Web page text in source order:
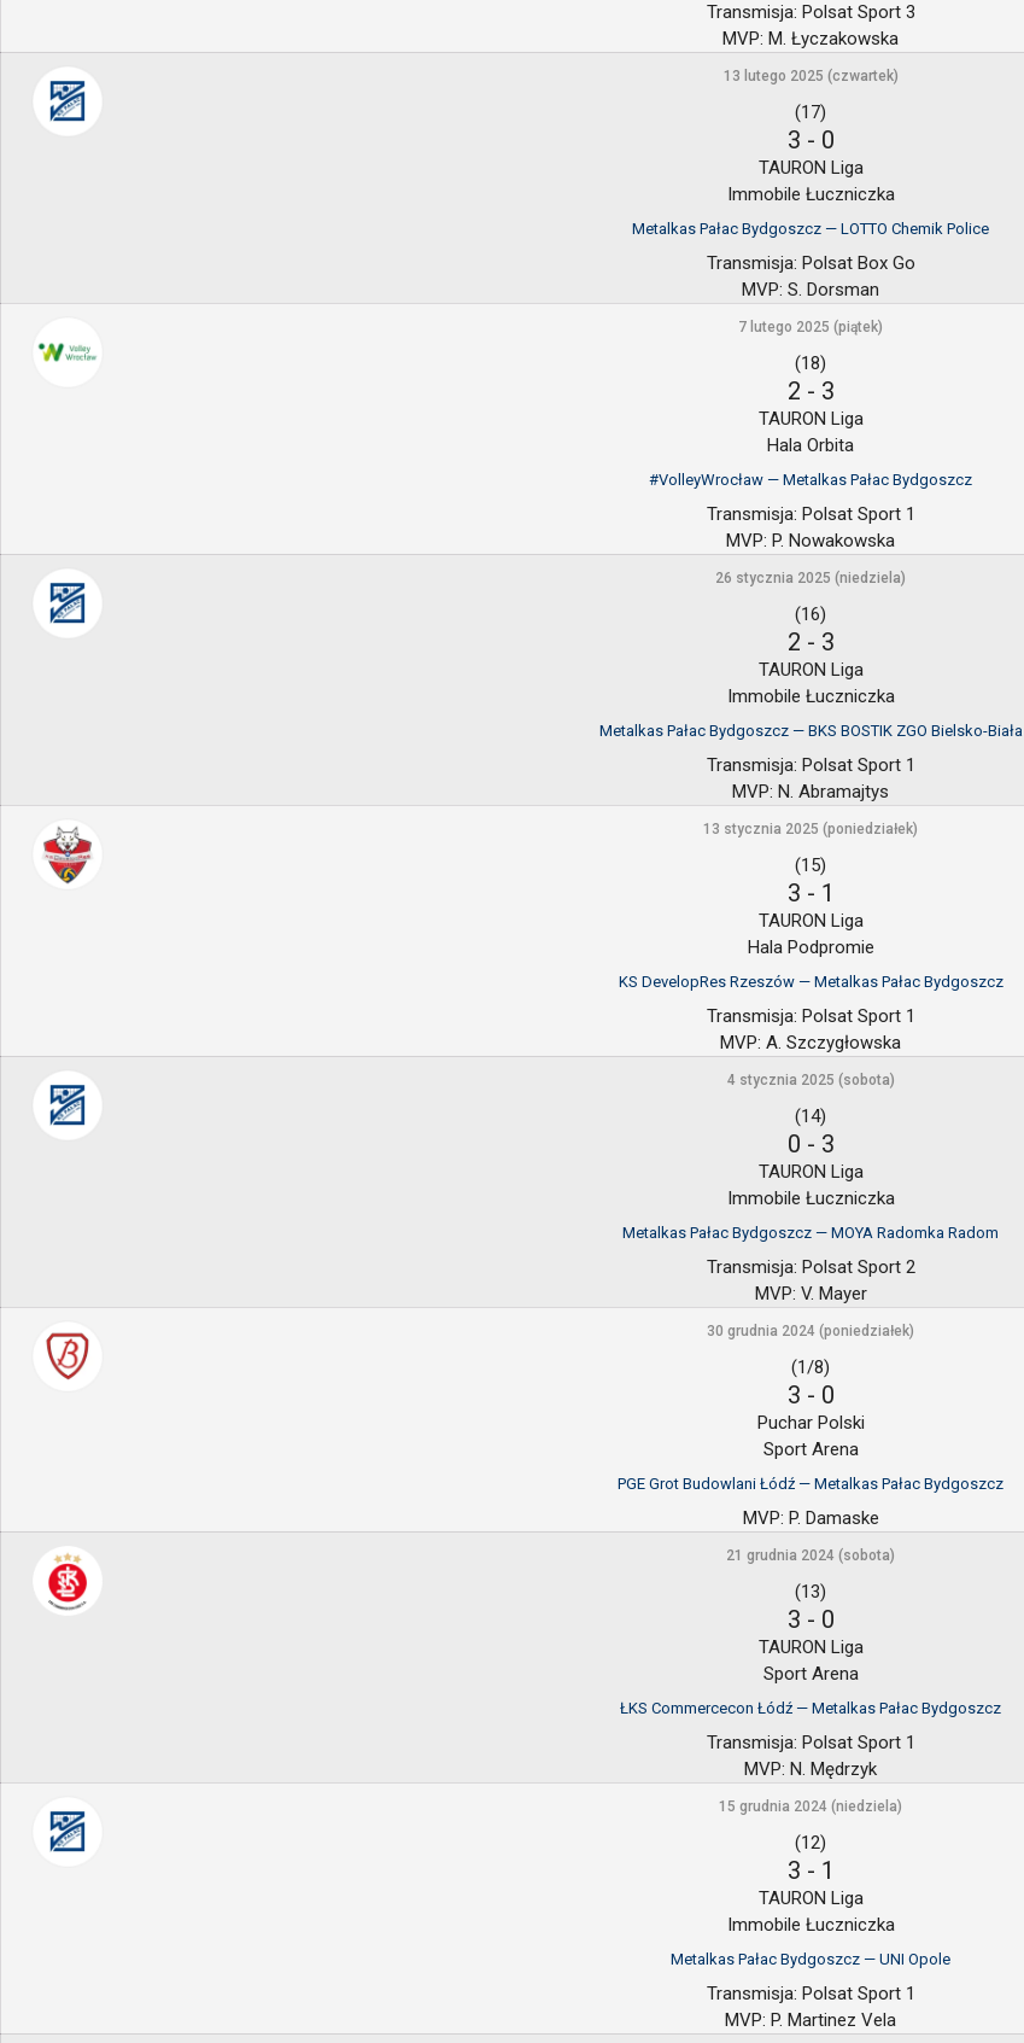
Transmisja: Polsat Sport 3
MVP: M. Łyczakowska
13 lutego 2025 (czwartek)
(17)
3 - 0
TAURON Liga
Immobile Łuczniczka
Metalkas Pałac Bydgoszcz — LOTTO Chemik Police
Transmisja: Polsat Box Go
MVP: S. Dorsman
7 lutego 2025 (piątek)
(18)
2 - 3
TAURON Liga
Hala Orbita
#VolleyWrocław — Metalkas Pałac Bydgoszcz
Transmisja: Polsat Sport 1
MVP: P. Nowakowska
26 stycznia 2025 (niedziela)
(16)
2 - 3
TAURON Liga
Immobile Łuczniczka
Metalkas Pałac Bydgoszcz — BKS BOSTIK ZGO Bielsko-Biała
Transmisja: Polsat Sport 1
MVP: N. Abramajtys
13 stycznia 2025 (poniedziałek)
(15)
3 - 1
TAURON Liga
Hala Podpromie
KS DevelopRes Rzeszów — Metalkas Pałac Bydgoszcz
Transmisja: Polsat Sport 1
MVP: A. Szczygłowska
4 stycznia 2025 (sobota)
(14)
0 - 3
TAURON Liga
Immobile Łuczniczka
Metalkas Pałac Bydgoszcz — MOYA Radomka Radom
Transmisja: Polsat Sport 2
MVP: V. Mayer
30 grudnia 2024 (poniedziałek)
(1/8)
3 - 0
Puchar Polski
Sport Arena
PGE Grot Budowlani Łódź — Metalkas Pałac Bydgoszcz
MVP: P. Damaske
21 grudnia 2024 (sobota)
(13)
3 - 0
TAURON Liga
Sport Arena
ŁKS Commercecon Łódź — Metalkas Pałac Bydgoszcz
Transmisja: Polsat Sport 1
MVP: N. Mędrzyk
15 grudnia 2024 (niedziela)
(12)
3 - 1
TAURON Liga
Immobile Łuczniczka
Metalkas Pałac Bydgoszcz — UNI Opole
Transmisja: Polsat Sport 1
MVP: P. Martinez Vela